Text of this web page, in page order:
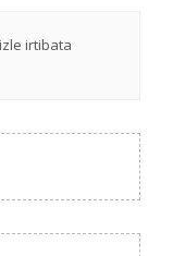
irtibata